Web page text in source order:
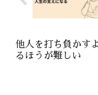
他人を打ち負かす
るほうが難しい